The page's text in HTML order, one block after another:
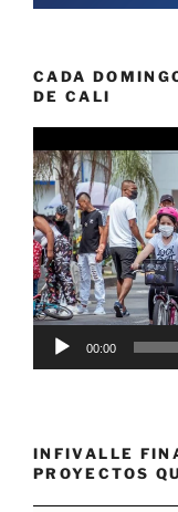
CADA
DE CALI
de
vídeo
00:00
INFIVALLE
PROYECTOS